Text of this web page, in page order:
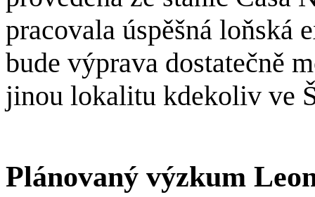
pracovala úspěšná loňská
bude výprava dostatečně
jinou lokalitu kdekoliv ve
Plánovaný výzkum